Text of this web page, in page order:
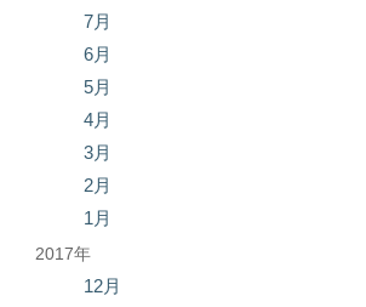
7月
6月
5月
4月
3月
2月
1月
2017年
12月